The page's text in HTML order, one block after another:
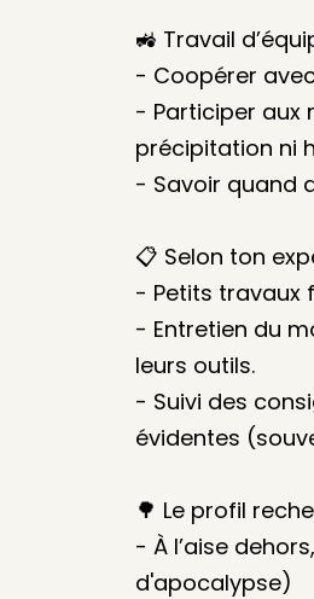
🚜 Travail
- Coopérer
- Participer aux
précipitation ni
- Savoir quand
📋 Selon ton
- Petits travaux
- Entretien du
leurs outils.
- Suivi des
évidentes
🌳 Le profil
- À l’aise
d'apocalypse)